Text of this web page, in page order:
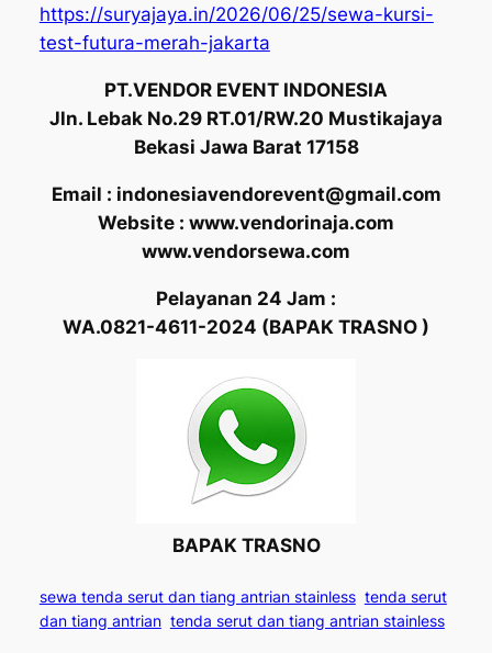
https://suryajaya.in/2026/06/25/sewa-kursi-
test-futura-merah-jakarta
PT.VENDOR EVENT INDONESIA
Jln. Lebak No.29 RT.01/RW.20 Mustikajaya
Bekasi Jawa Barat 17158
Email : indonesiavendorevent@gmail.com
Website : www.vendorinaja.com
www.vendorsewa.com
Pelayanan 24 Jam :
WA.0821-4611-2024 (BAPAK TRASNO )
BAPAK TRASNO
sewa tenda serut dan tiang antrian stainless tenda serut
dan tiang antrian tenda serut dan tiang antrian stainless